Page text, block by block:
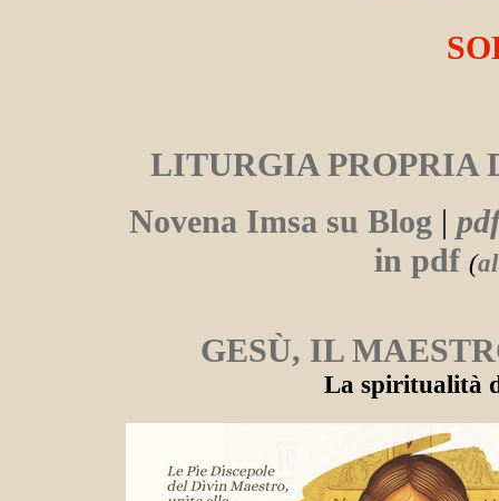
LITURGIA PROPRIA
Novena Imsa su Blog |
in pdf (
GESÙ, IL
La spiritualità